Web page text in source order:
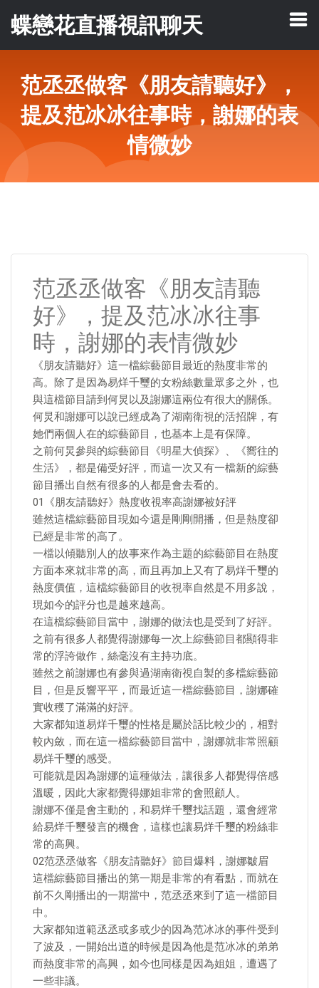
蝶戀花直播視訊聊天
范丞丞做客《朋友請聽好》，
提及范冰冰往事時，謝娜的表
情微妙
范丞丞做客《朋友請聽
好》，提及范冰冰往事
時，謝娜的表情微妙
《朋友請聽好》這一檔綜藝節目最近的熱度非常的
高。除了是因為易烊千璽的女粉絲數量眾多之外，也
與這檔節目請到何炅以及謝娜這兩位有很大的關係。
何炅和謝娜可以說已經成為了湖南衛視的活招牌，有
她們兩個人在的綜藝節目，也基本上是有保障。
之前何炅參與的綜藝節目《明星大偵探》、《嚮往的
生活》，都是備受好評，而這一次又有一檔新的綜藝
節目播出自然有很多的人都是會去看的。
01《朋友請聽好》熱度收視率高謝娜被好評
雖然這檔綜藝節目現如今還是剛剛開播，但是熱度卻
已經是非常的高了。
一檔以傾聽別人的故事來作為主題的綜藝節目在熱度
方面本來就非常的高，而且再加上又有了易烊千璽的
熱度價值，這檔綜藝節目的收視率自然是不用多說，
現如今的評分也是越來越高。
在這檔綜藝節目當中，謝娜的做法也是受到了好評。
之前有很多人都覺得謝娜每一次上綜藝節目都顯得非
常的浮誇做作，絲毫沒有主持功底。
雖然之前謝娜也有參與過湖南衛視自製的多檔綜藝節
目，但是反響平平，而最近這一檔綜藝節目，謝娜確
實收穫了滿滿的好評。
大家都知道易烊千璽的性格是屬於話比較少的，相對
較內斂，而在這一檔綜藝節目當中，謝娜就非常照顧
易烊千璽的感受。
可能就是因為謝娜的這種做法，讓很多人都覺得倍感
溫暖，因此大家都覺得娜姐非常的會照顧人。
謝娜不僅是會主動的，和易烊千璽找話題，還會經常
給易烊千璽發言的機會，這樣也讓易烊千璽的粉絲非
常的高興。
02范丞丞做客《朋友請聽好》節目爆料，謝娜皺眉
這檔綜藝節目播出的第一期是非常的有看點，而就在
前不久剛播出的一期當中，范丞丞來到了這一檔節目
中。
大家都知道範丞丞或多或少的因為范冰冰的事件受到
了波及，一開始出道的時候是因為他是范冰冰的弟弟
而熱度非常的高興，如今也同樣是因為姐姐，遭遇了
一些非議。